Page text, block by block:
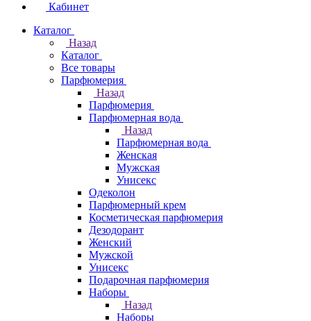
Кабинет
Каталог
Назад
Каталог
Все товары
Парфюмерия
Назад
Парфюмерия
Парфюмерная вода
Назад
Парфюмерная вода
Женская
Мужская
Унисекс
Одеколон
Парфюмерный крем
Косметическая парфюмерия
Дезодорант
Женский
Мужской
Унисекс
Подарочная парфюмерия
Наборы
Назад
Наборы